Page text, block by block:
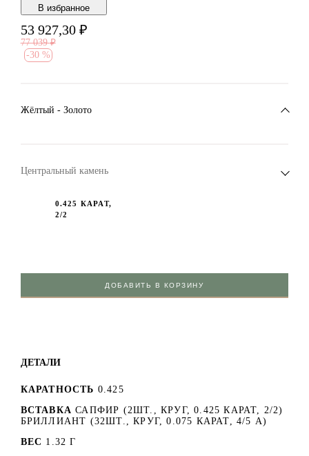
В избранноe
53 927,30 ₽
77 039 ₽
-30 %
Жёлтый - Золото
Центральный камень
0.425 КАРАТ,
2/2
ДОБАВИТЬ В КОРЗИНУ
ДЕТАЛИ
КАРАТНОСТЬ 0.425
ВСТАВКА САПФИР (2ШТ., КРУГ, 0.425 КАРАТ, 2/2)
БРИЛЛИАНТ (32ШТ., КРУГ, 0.075 КАРАТ, 4/5 А)
ВЕС 1.32 Г